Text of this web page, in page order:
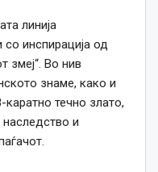
линија
со инспирација од
змеј“. Во нив
знаме, како и
течно злато,
и